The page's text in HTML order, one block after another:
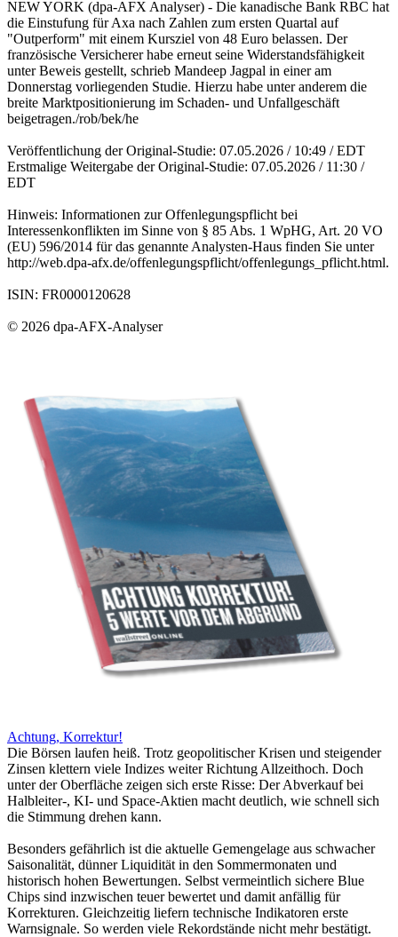
NEW YORK (dpa-AFX Analyser) - Die kanadische Bank RBC hat
die Einstufung für Axa nach Zahlen zum ersten Quartal auf
"Outperform" mit einem Kursziel von 48 Euro belassen. Der
französische Versicherer habe erneut seine Widerstandsfähigkeit
unter Beweis gestellt, schrieb Mandeep Jagpal in einer am
Donnerstag vorliegenden Studie. Hierzu habe unter anderem die
breite Marktpositionierung im Schaden- und Unfallgeschäft
beigetragen./rob/bek/he
Veröffentlichung der Original-Studie: 07.05.2026 / 10:49 / EDT
Erstmalige Weitergabe der Original-Studie: 07.05.2026 / 11:30 /
EDT
Hinweis: Informationen zur Offenlegungspflicht bei
Interessenkonflikten im Sinne von § 85 Abs. 1 WpHG, Art. 20 VO
(EU) 596/2014 für das genannte Analysten-Haus finden Sie unter
http://web.dpa-afx.de/offenlegungspflicht/offenlegungs_pflicht.html.
ISIN: FR0000120628
© 2026 dpa-AFX-Analyser
Achtung, Korrektur!
Die Börsen laufen heiß. Trotz geopolitischer Krisen und steigender
Zinsen klettern viele Indizes weiter Richtung Allzeithoch. Doch
unter der Oberfläche zeigen sich erste Risse: Der Abverkauf bei
Halbleiter-, KI- und Space-Aktien macht deutlich, wie schnell sich
die Stimmung drehen kann.
Besonders gefährlich ist die aktuelle Gemengelage aus schwacher
Saisonalität, dünner Liquidität in den Sommermonaten und
historisch hohen Bewertungen. Selbst vermeintlich sichere Blue
Chips sind inzwischen teuer bewertet und damit anfällig für
Korrekturen. Gleichzeitig liefern technische Indikatoren erste
Warnsignale. So werden viele Rekordstände nicht mehr bestätigt.